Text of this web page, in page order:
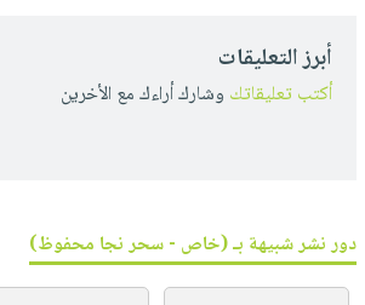
أبرز التعليقات
أكتب تعليقاتك وشارك أراءك مع الأخرين
دور نشر شبيهة بـ (خاص - سحر نجا محفوظ)